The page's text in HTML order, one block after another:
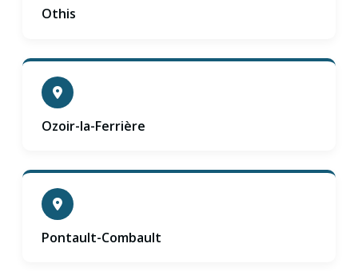
Othis
Ozoir-la-Ferrière
Pontault-Combault